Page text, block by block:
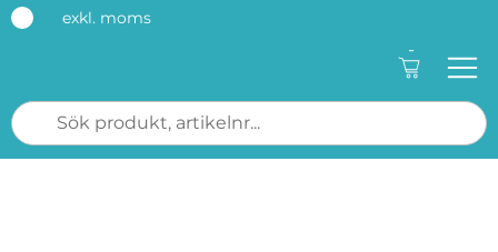
exkl. moms
-